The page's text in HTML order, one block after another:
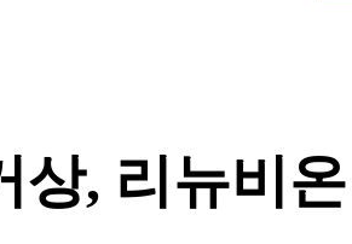
상, 리뉴비